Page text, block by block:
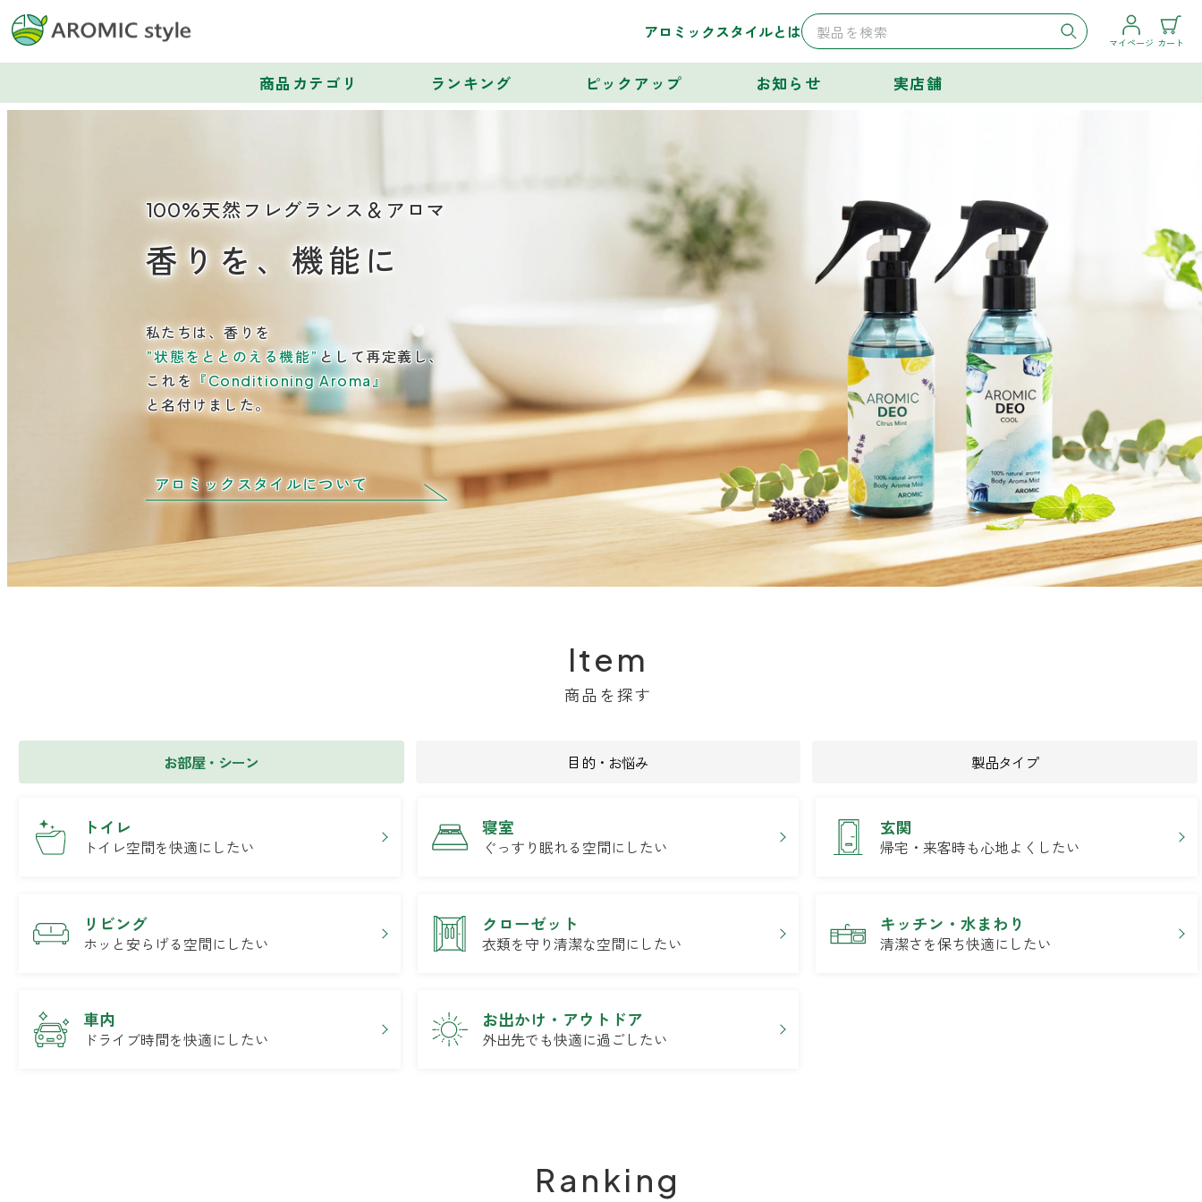
アロミックスタイルとは
マイページ カート
商品カテゴリ ランキング ピックアップ お知らせ 実店舗
100%天然フレグランス＆アロマ
香りを、機能に
私たちは、香りを
”状態をととのえる機能”として再定義し、
これを 『Conditioning Aroma』
と名付けました。
アロミックスタイルについて
Item
商品を探す
お部屋・シーン 目的・お悩み 製品タイプ
トイレ
トイレ空間を快適にしたい
寝室
ぐっすり眠れる空間にしたい
玄関
帰宅・来客時も心地よくしたい
リビング
ホッと安らげる空間にしたい
クローゼット
衣類を守り清潔な空間にしたい
キッチン・水まわり
清潔さを保ち快適にしたい
車内
ドライブ時間を快適にしたい
お出かけ・アウトドア
外出先でも快適に過ごしたい
Ranking